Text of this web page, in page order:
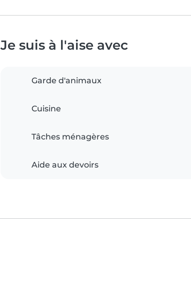
Je suis à l'aise avec
Garde d'animaux
Cuisine
Tâches ménagères
Aide aux devoirs